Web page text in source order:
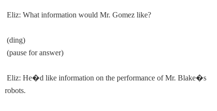
Eliz: What information would Mr. Gomez like?
(ding)
(pause for answer)
Eliz: He�d like information on the performance of Mr. Blake�s
robots.